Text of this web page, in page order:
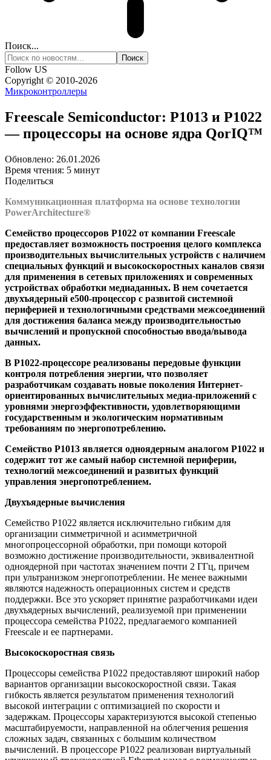
Поиск...
Follow US
Copyright © 2010-2026
Микроконтроллеры
Freescale Semiconductor: P1013 и P1022
— процессоры на основе ядра QorIQ™
Обновлено: 26.01.2026
Время чтения: 5 минут
Поделиться
Коммуникационная платформа на основе технологии
PowerArchitecture®
Семейство процессоров P1022 от компании Freescale
предоставляет возможность построения целого комплекса
производительных вычислительных устройств с наличием
специальных функций и высокоскоростных каналов связи
для применения в сетевых приложениях и современных
устройствах обработки медиаданных. В нем сочетается
двухъядерный e500-процессор с развитой системной
периферией и технологичными средствами межсоединений
для достижения баланса между производительностью
вычислений и пропускной способностью ввода/вывода
данных.
В P1022-процессоре реализованы передовые функции
контроля потребления энергии, что позволяет
разработчикам создавать новые поколения Интернет-
ориентированных вычислительных медиа-приложений с
уровнями энергоэффективности, удовлетворяющими
государственным и экологическим нормативным
требованиям по энергопотреблению.
Семейство P1013 является одноядерным аналогом P1022 и
содержит тот же самый набор системной периферии,
технологий межсоединений и развитых функций
управления энергопотреблением.
Двухъядерные вычисления
Семейство P1022 является исключительно гибким для
организации симметричной и асимметричной
многопроцессорной обработки, при помощи которой
возможно достижение производительности, эквивалентной
одноядерной при частотах значением почти 2 ГГц, причем
при ультранизком энергопотреблении. Не менее важными
являются надежность операционных систем и средств
поддержки. Все это ускоряет принятие разработчиками идеи
двухъядерных вычислений, реализуемой при применении
процессора семейства P1022, предлагаемого компанией
Freescale и ее партнерами.
Высокоскоростная связь
Процессоры семейства P1022 предоставляют широкий набор
вариантов организации высокоскоростной связи. Такая
гибкость является результатом применения технологий
высокой интеграции с оптимизацией по скорости и
задержкам. Процессоры характеризуются высокой степенью
масштабируемости, направленной на облегчения решения
сложных задач, связанных с большим количеством
вычислений. В процессоре P1022 реализован виртуальный